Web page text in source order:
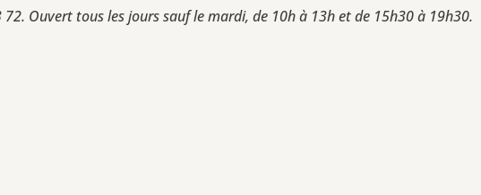
72. Ouvert tous les jours sauf le mardi, de 10h à 13h et de 15h30 à 19h30.